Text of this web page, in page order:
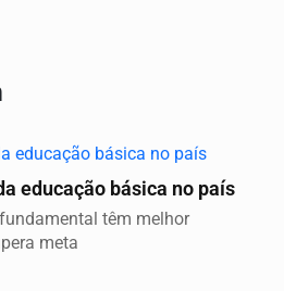
educação básica no país
têm melhor
meta